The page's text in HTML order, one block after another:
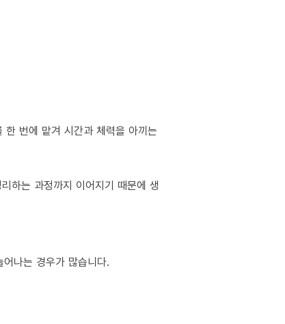
한 번에 맡겨 시간과 체력을 아끼는
하는 과정까지 이어지기 때문에 생
나는 경우가 많습니다.